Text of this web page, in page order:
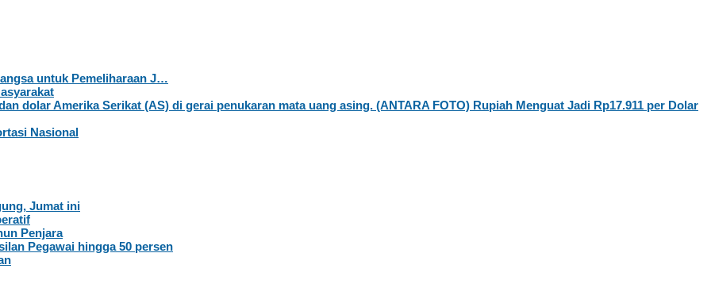
untuk Pemeliharaan J…
Rupiah Menguat Jadi Rp17.911 per Dolar
Nasional
Jumat ini
Penjara
Pegawai hingga 50 persen